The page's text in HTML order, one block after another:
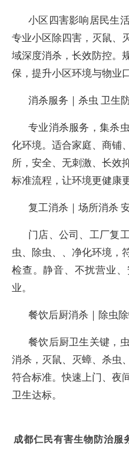
小区四害影响居民生
专业小区除四害，灭鼠、
域深度消杀，长效防控。
保，提升小区环境与物业口
消杀服务｜杀虫 卫生
专业消杀服务，集杀
化环境。适合家庭、商铺
所，安全、无刺激、长效
标准流程，让环境更健康
复工消杀｜场所消杀
门店、公司、工厂复
虫、除虫、、净化环境，
检查。静音、不扰营业
业。
餐饮后厨消杀｜除虫
餐饮后厨卫生关键，
消杀，灭鼠、灭蟑、杀虫
符合标准。快速上门、夜
卫生达标。
成都仁民有害生物防治服